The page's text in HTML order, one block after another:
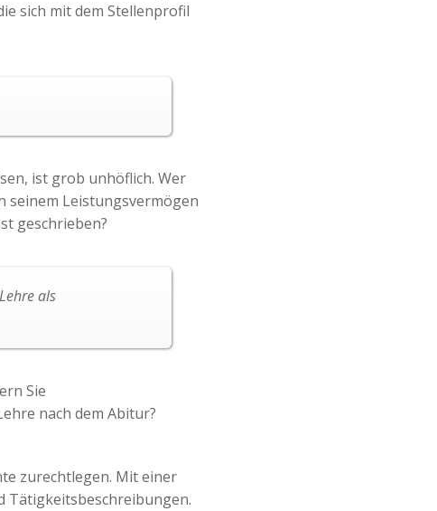
sich mit dem Stellenprofil
ist grob unhöflich. Wer
seinem Leistungsvermögen
geschrieben?
als
Sie
nach dem Abitur?
zurechtlegen. Mit einer
Tätigkeitsbeschreibungen.